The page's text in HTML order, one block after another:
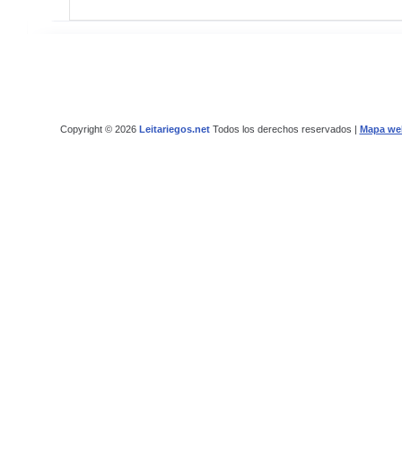
Copyright © 2026 Leitariegos.netTodos los derechos reservados | Mapa